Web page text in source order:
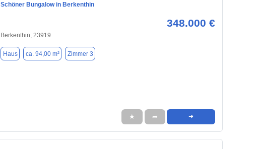
Schöner Bungalow in Berkenthin
348.000 €
Berkenthin, 23919
Haus ca. 94,00 m² Zimmer 3
★ ➦ ➜